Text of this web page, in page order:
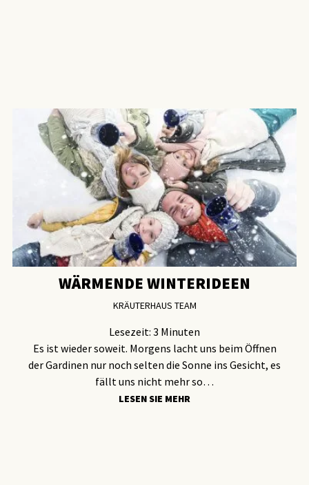
WÄRMENDE WINTERIDEEN
KRÄUTERHAUS TEAM
Lesezeit: 3 Minuten
Es ist wieder soweit. Morgens lacht uns beim Öffnen
der Gardinen nur noch selten die Sonne ins Gesicht, es
fällt uns nicht mehr so…
LESEN SIE MEHR